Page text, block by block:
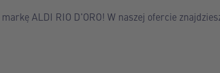
ALDI RIO D'ORO! W naszej ofercie